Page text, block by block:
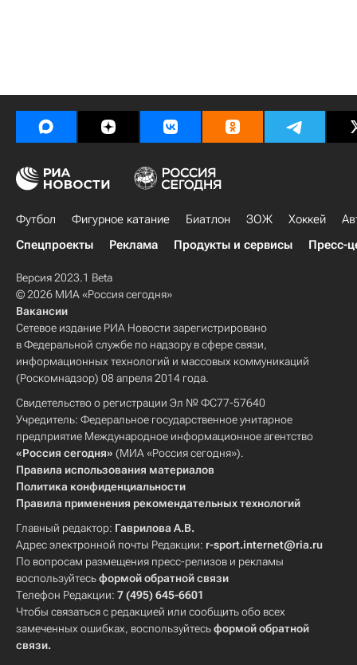
Футбол Фигурное катание Биатлон ЗОЖ Хоккей
Спецпроекты
Реклама Продукты и сервисы Пресс-
Версия 2023.1 Beta
© 2026 МИА «Россия сегодня»
Вакансии
Сетевое издание РИА Новости зарегистрировано
в Федеральной службе по надзору в сфере связи,
информационных технологий и массовых коммуникаций
(Роскомнадзор) 08 апреля 2014 года.
Свидетельство о регистрации Эл № ФС77-57640
Учредитель: Федеральное государственное унитарное
предприятие Международное информационное агентство
«Россия сегодня» (МИА «Россия сегодня»).
Правила использования материалов
Политика конфиденциальности
Правила применения рекомендательных технологий
Главный редактор: Гаврилова А.В.
Адрес электронной почты Редакции: r-sport.internet@ria.ru
По вопросам размещения пресс-релизов и рекламы
воспользуйтесьформой обратной связи
Телефон Редакции: 7 (495) 645-6601
Чтобы связаться с редакцией или сообщить обо всех
замеченных ошибках, воспользуйтесьформой обратной
связи.